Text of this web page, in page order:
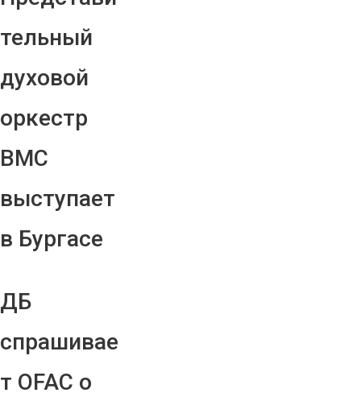
тельный
духовой
оркестр
ВМС
выступает
в Бургасе
ДБ
спрашивае
т OFAC о